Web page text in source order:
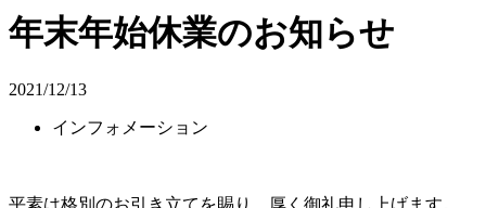
年末年始休業のお知らせ
2021/12/13
インフォメーション
平素は格別のお引き立てを賜り、厚く御礼申し上げます。